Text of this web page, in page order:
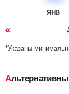
ЯНВ
*Указаны